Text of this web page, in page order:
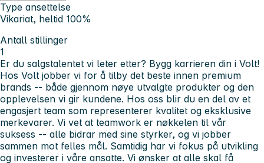
Type ansettelse
Vikariat, heltid 100%
Antall stillinger
1
Er du salgstalentet vi leter etter? Bygg karrieren din i Volt!
Hos Volt jobber vi for å tilby det beste innen premium
brands -- både gjennom nøye utvalgte produkter og den
opplevelsen vi gir kundene. Hos oss blir du en del av et
engasjert team som representerer kvalitet og eksklusive
merkevarer. Vi vet at teamwork er nøkkelen til vår
suksess -- alle bidrar med sine styrker, og vi jobber
sammen mot felles mål. Samtidig har vi fokus på utvikling
og investerer i våre ansatte. Vi ønsker at alle skal få